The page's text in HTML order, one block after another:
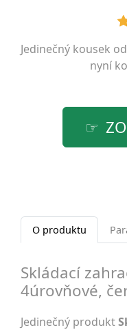
Jedinečný kousek
nyní
O produktu
Skládací
4úrovňové,
Jedinečný produkt